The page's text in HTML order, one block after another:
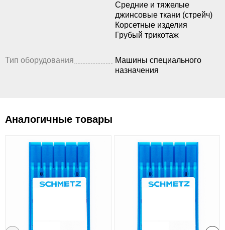
Средние и тяжелые
джинсовые ткани (стрейч)
Корсетные изделия
Грубый трикотаж
Тип оборудования
Машины специального
назначения
Аналогичные товары